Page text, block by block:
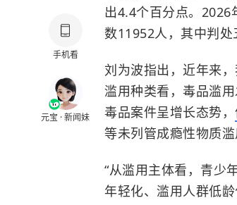
手机看
元宝 · 新闻妹
出4.4个百分点。2026
数11952人，其中判处
刘为波指出， 近年来
滥用种类看，毒品滥
毒品案件呈增长态势，
等未列管成瘾性物质
“从滥用主体看，青少
年轻化、滥用人群低龄